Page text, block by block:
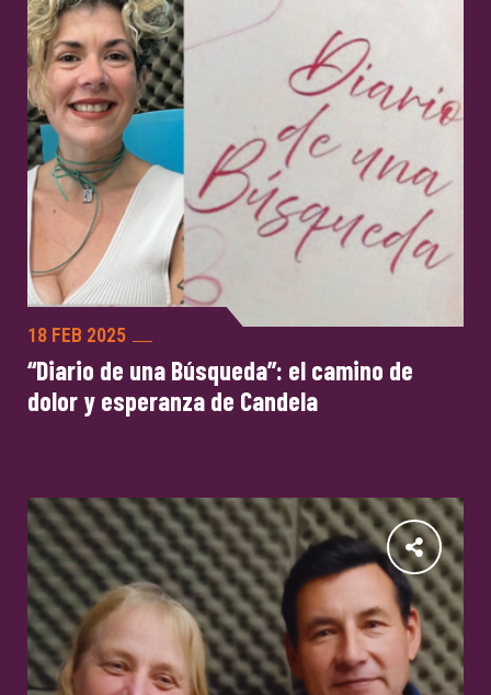
18 FEB 2025
“Diario de una Búsqueda”: el camino de
dolor y esperanza de Candela